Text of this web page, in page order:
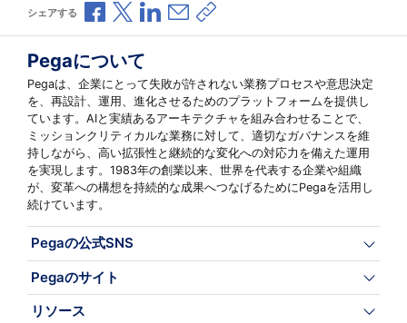
シェアする Facebookで共有
Xで共有LinkedInで共有
メールで共有
共有リンクをコピー
Pegaについて
Pegaは、企業にとって失敗が許されない業務プロセスや意思決定
を、再設計、運用、進化させるためのプラットフォームを提供し
ています。AIと実績あるアーキテクチャを組み合わせることで、
ミッションクリティカルな業務に対して、適切なガバナンスを維
持しながら、高い拡張性と継続的な変化への対応力を備えた運用
を実現します。1983年の創業以来、世界を代表する企業や組織
が、変革への構想を持続的な成果へつなげるためにPegaを活用し
続けています。
Pegaの公式SNS
Pegaのサイト
リソース